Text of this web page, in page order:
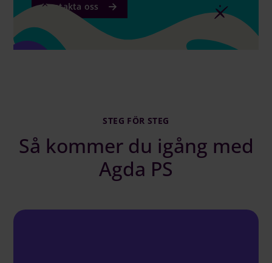
Kontakta oss
STEG FÖR STEG
Så kommer du igång med
Agda PS